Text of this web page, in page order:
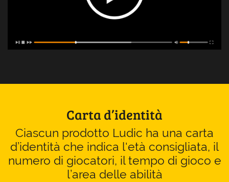
Carta d’identità
Ciascun prodotto Ludic ha una carta
d’identità che indica l'età consigliata, il
numero di giocatori, il tempo di gioco e
l’area delle abilità